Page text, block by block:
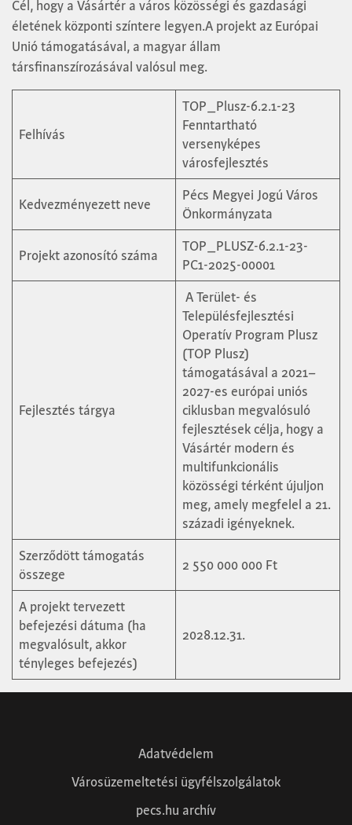
Cél, hogy a Vásártér a város közösségi és gazdasági
életének központi színtere legyen.A projekt az Európai
Unió támogatásával, a magyar állam
társfinanszírozásával valósul meg.
Felhívás
TOP_Plusz-6.2.1-23
Fenntartható
versenyképes
városfejlesztés
Kedvezményezett neve
Pécs Megyei Jogú Város
Önkormányzata
Projekt azonosító száma
TOP_PLUSZ-6.2.1-23-
PC1-2025-00001
Fejlesztés tárgya
A Terület- és
Településfejlesztési
Operatív Program Plusz
(TOP Plusz)
támogatásával a 2021–
2027-es európai uniós
ciklusban megvalósuló
fejlesztések célja, hogy a
Vásártér modern és
multifunkcionális
közösségi térként újuljon
meg, amely megfelel a 21.
századi igényeknek.
Szerződött támogatás
összege
2 550 000 000 Ft
A projekt tervezett
befejezési dátuma (ha
megvalósult, akkor
tényleges befejezés)
2028.12.31.
Adatvédelem
Városüzemeltetési ügyfélszolgálatok
pecs.hu archív